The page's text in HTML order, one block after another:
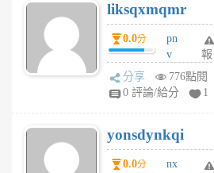
6
個
月
前
liksqxmqmr
0.0分
pn
v
wt
sv
6
個
月
報
分享
776點閱
0 評論/給分
1
yonsdynkqi
0.0分
nx